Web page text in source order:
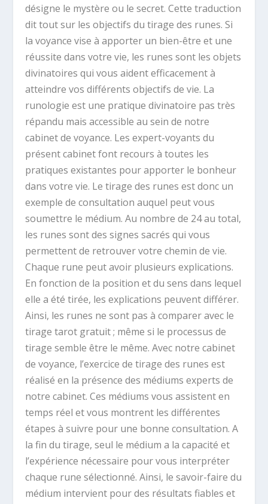
désigne le mystère ou le secret. Cette traduction
dit tout sur les objectifs du tirage des runes. Si
la voyance vise à apporter un bien-être et une
réussite dans votre vie, les runes sont les objets
divinatoires qui vous aident efficacement à
atteindre vos différents objectifs de vie. La
runologie est une pratique divinatoire pas très
répandu mais accessible au sein de notre
cabinet de voyance. Les expert-voyants du
présent cabinet font recours à toutes les
pratiques existantes pour apporter le bonheur
dans votre vie. Le tirage des runes est donc un
exemple de consultation auquel peut vous
soumettre le médium. Au nombre de 24 au total,
les runes sont des signes sacrés qui vous
permettent de retrouver votre chemin de vie.
Chaque rune peut avoir plusieurs explications.
En fonction de la position et du sens dans lequel
elle a été tirée, les explications peuvent différer.
Ainsi, les runes ne sont pas à comparer avec le
tirage tarot gratuit ; même si le processus de
tirage semble être le même. Avec notre cabinet
de voyance, l’exercice de tirage des runes est
réalisé en la présence des médiums experts de
notre cabinet. Ces médiums vous assistent en
temps réel et vous montrent les différentes
étapes à suivre pour une bonne consultation. A
la fin du tirage, seul le médium a la capacité et
l’expérience nécessaire pour vous interpréter
chaque rune sélectionné. Ainsi, le savoir-faire du
médium intervient pour des résultats fiables et